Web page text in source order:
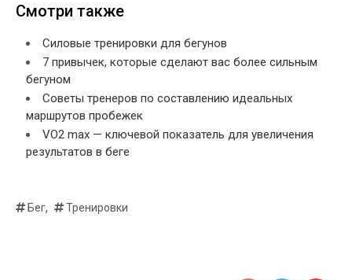
Смотри также
Силовые тренировки для бегунов
7 привычек, которые сделают вас более сильным
бегуном
Советы тренеров по составлению идеальных
маршрутов пробежек
VO2 max — ключевой показатель для увеличения
результатов в беге
Бег, Тренировки